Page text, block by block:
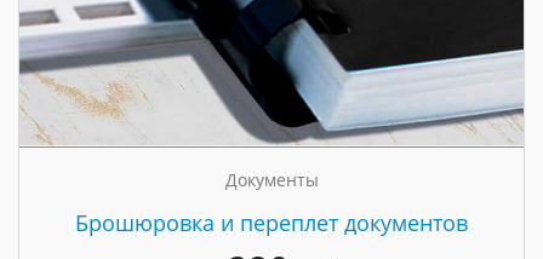
Документы
Брошюровка и переплет документов